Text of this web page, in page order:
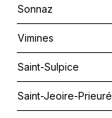
Sonnaz
Vimines
Saint-Sulpice
Saint-Jeoire-Prieuré